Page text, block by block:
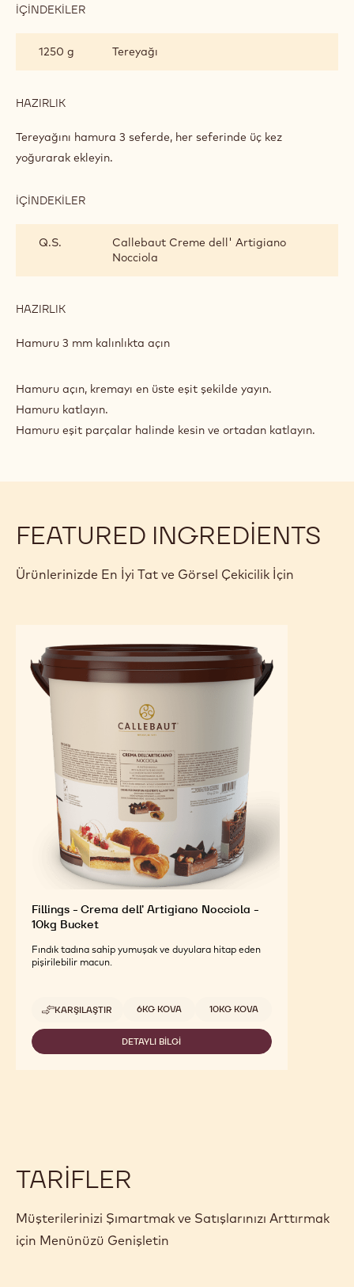
İÇINDEKILER
1250 g
Tereyağı
HAZIRLIK
KURABIYELER
Tereyağını hamura 3 seferde, her seferinde üç kez
yoğurarak ekleyin.
İÇINDEKILER
Q.S.
Callebaut Creme dell' Artigiano
Nocciola
HAZIRLIK
KURABIYELER
Hamuru 3 mm kalınlıkta açın
Hamuru açın, kremayı en üste eşit şekilde yayın.
Hamuru katlayın.
Hamuru eşit parçalar halinde kesin ve ortadan katlayın.
FEATURED INGREDIENTS
Ürünlerinizde En İyi Tat ve Görsel Çekicilik İçin
Fillings - Crema dell' Artigiano Nocciola -
10kg Bucket
Fındık tadına sahip yumuşak ve duyulara hitap eden
pişirilebilir macun.
KARŞILAŞTIR
-
FILLINGS
CREMA
Uygun boyutlar
6KG KOVA 10KG KOVA
DETAYLI BILGI
-
TARIFLER
Müşterilerinizi Şımartmak ve Satışlarınızı Arttırmak
için Menünüzü Genişletin